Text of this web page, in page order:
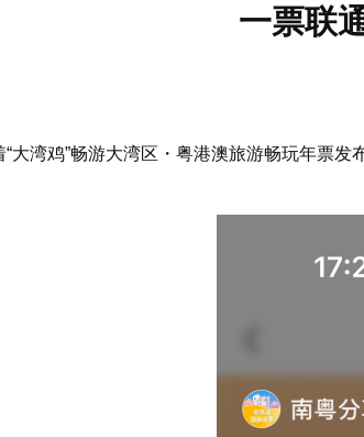
一票联
湾鸡”畅游大湾区・粤港澳旅游畅玩年票发